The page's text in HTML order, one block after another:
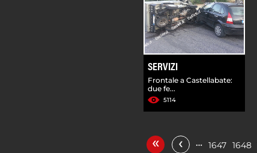
SERVIZI
Frontale a Castellabate:
due fe...
5114
« ‹ … 1647 1648